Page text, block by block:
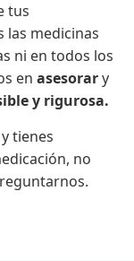
tus
las medicinas
ni en todos los
enasesorary
y rigurosa.
tienes
no